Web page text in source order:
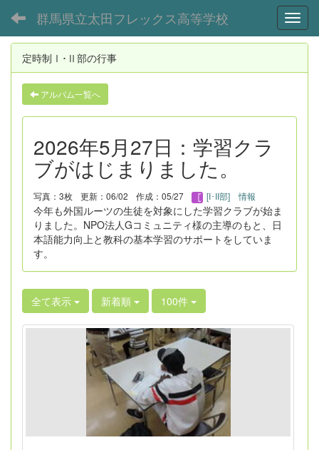
群馬県立太田フレックス高等学校
定時制Ⅰ･Ⅱ部の行事
アルバム一覧へ
2026年5月27日：学習クラ
ブがはじまりました。
写真：3枚 更新：06/02 作成：05/27 [I･II部] 情報
今年も外国ルーツの生徒を対象にした学習クラブが始ま
りました。NPO法人Gコミュニティ様の主導のもと、日
本語能力向上と教科の基本学習のサポートをしていま
す。
全て表示 新着順 100件